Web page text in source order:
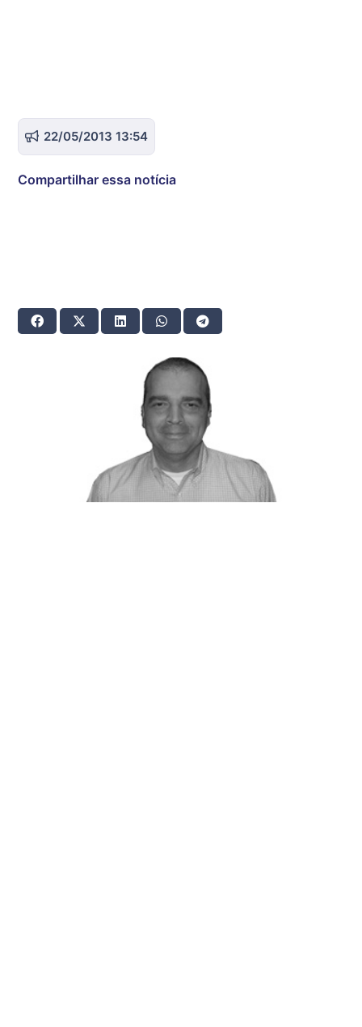
22/05/2013 13:54
Compartilhar essa notícia